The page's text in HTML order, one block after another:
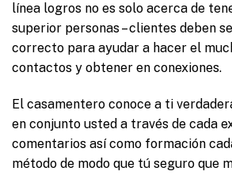
línea logros no es solo acerca de
superior personas – clientes deben
correcto para ayudar a hacer el
contactos y obtener en conexiones.
El casamentero conoce a ti
en conjunto usted a través de cada
comentarios así como formación
método de modo que tú seguro que